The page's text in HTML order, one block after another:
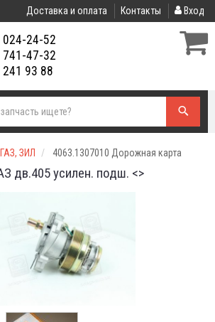
Доставка и оплата Контакты Вход
024-24-52
741-47-32
241 93 88
ЗИЛ 4063.1307010 Дорожная карта
дв.405 усилен. подш. <>